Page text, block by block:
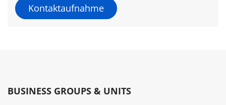
Kontaktaufnahme
BUSINESS GROUPS & UNITS